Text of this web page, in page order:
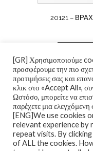
20121 –
[GR] Χρησιμοποιούμε
προσφέρουμε την πιο
προτιμήσεις σας και
κλικ στο «Accept All»,
Ωστόσο, μπορείτε να
παρέχετε μια
[ENG]We use cookies
relevant experience by
repeat visits. By
of ALL the cookies.